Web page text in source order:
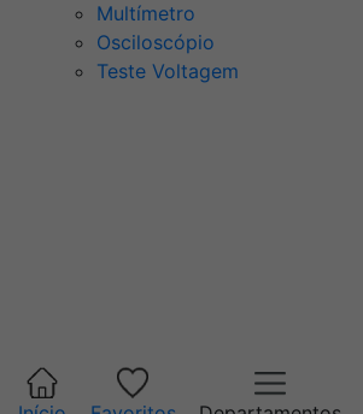
Multímetro
Osciloscópio
Teste Voltagem